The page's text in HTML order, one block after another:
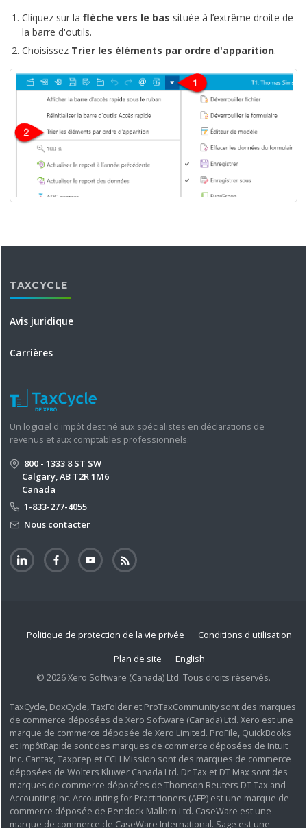
Cliquez sur la flèche vers le bas située à l’extrême droite de
la barre d'outils.
Choisissez Trier les éléments par ordre d'apparition.
TAXCYCLE
Avis juridique
Carrières
Un logiciel d'impôt destiné aux spécialistes en déclarations de
revenus et aux comptables professionnels.
800 - 1333 8 ST SW
Calgary, AB T2R 1M6
Canada
1-833-277-4055
Nous contacter
Politique de protection de la vie privée
Conditions d'utilisation
Plan de site
English
© 2026 Xero Software (Canada) Ltd. Tous droits réservés.
TaxCycle, DoxCycle, TaxFolder et ProTaxCommunity sont des marques
de commerce déposées de Xero Software (Canada) Ltd. Xero est une
marque de commerce déposée de Xero Limited. ProFile, QuickBooks
et ImpôtRapide sont des marques de commerce déposées de Intuit
Inc. Cantax, Taxprep et CCH Mission sont des marques de commerce
déposées de Wolters Kluwer Canada Ltd. Dr Tax et DT Max sont des
marques de commerce déposées de Thomson Reuters DT Tax and
Accounting Inc. Accounting for Practitioners (AFP) est une marque de
commerce déposée de Pendock Mallorn Ltd. CaseWare est une
marque de commerce de CaseWare International. Sage est une